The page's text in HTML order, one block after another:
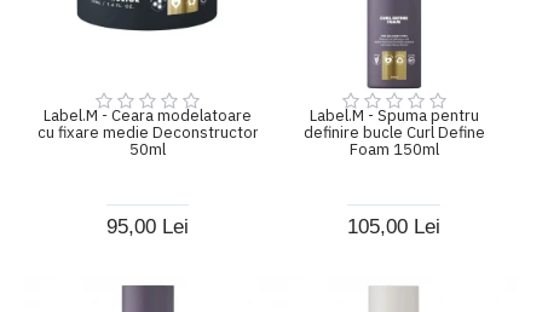
Label.M - Ceara modelatoare
cu fixare medie Deconstructor
50ml
95,00 Lei
Label.M - Spuma pentru
definire bucle Curl Define
Foam 150ml
105,00 Lei